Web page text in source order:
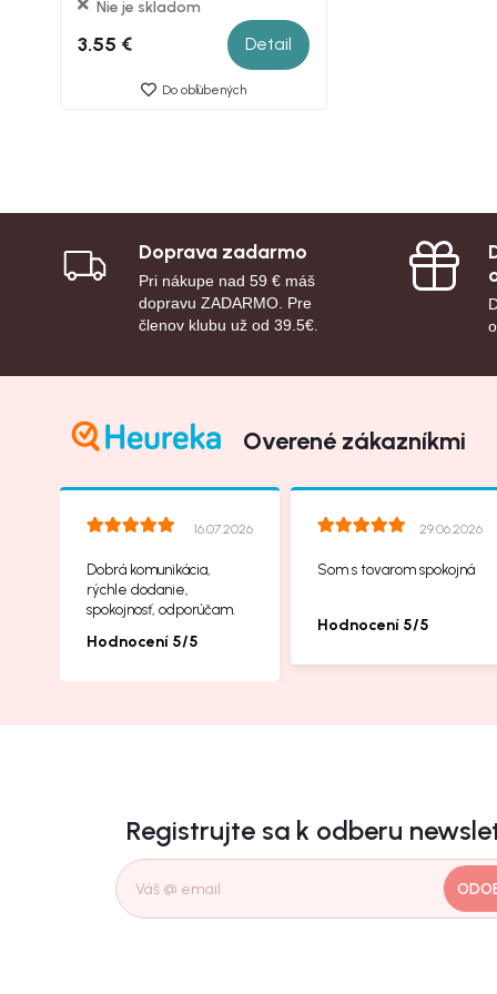
Nie je skladom
3.55 € Detail
Do obľúbených
Doprava zadarmo
Pri nákupe nad 59 € máš
dopravu ZADARMO. Pre
členov klubu už od 39.5€.
Overené zákazníkmi
16.07.2026
Dobrá komunikácia,
rýchle dodanie,
spokojnosť, odporúčam.
Hodnocení 5/5
29.06.2026
Som s tovarom spokojná
Hodnocení 5/5
Registrujte sa k odberu